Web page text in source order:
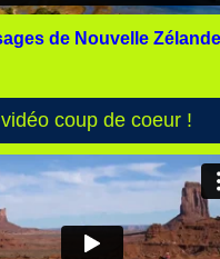
de Nouvelle Zélande
coup de coeur !